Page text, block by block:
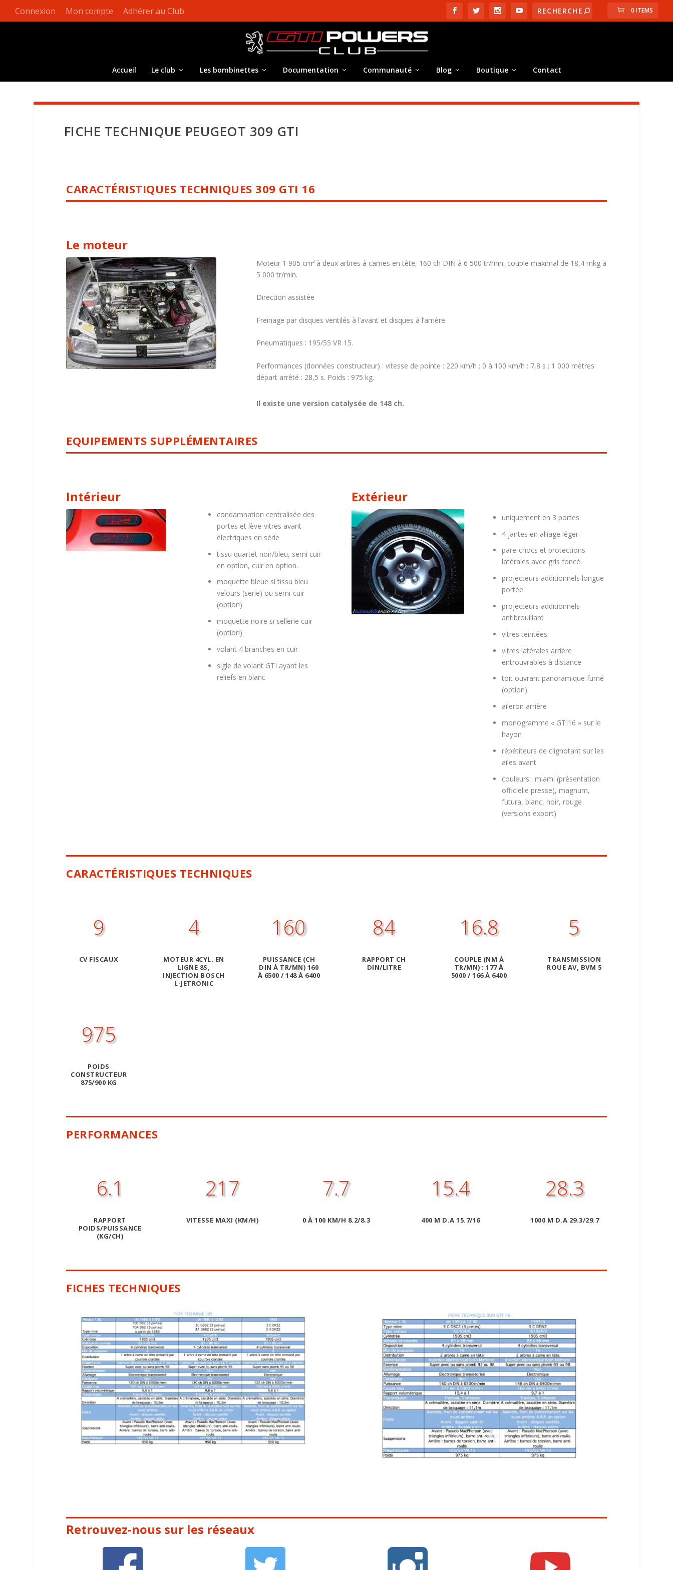
Connexion Mon compte Adhérer au Club 0 ITEMS
Accueil Le club Les bombinettes Documentation Communauté Blog Boutique Contact
FICHE TECHNIQUE PEUGEOT 309 GTI
CARACTÉRISTIQUES TECHNIQUES 309 GTI 16
Le moteur
Moteur 1 905 cm³ à deux arbres à cames en tête, 160 ch DIN à 6 500 tr/min, couple maximal de 18,4 mkg à
5 000 tr/min.
Direction assistée
Freinage par disques ventilés à l’avant et disques à l’arrière.
Pneumatiques : 195/55 VR 15.
Performances (données constructeur) : vitesse de pointe : 220 km/h ; 0 à 100 km/h : 7,8 s ; 1 000 mètres
départ arrêté : 28,5 s. Poids : 975 kg.
Il existe une version catalysée de 148 ch.
EQUIPEMENTS SUPPLÉMENTAIRES
Intérieur
condamnation centralisée des
portes et lève-vitres avant
électriques en série
tissu quartet noir/bleu, semi cuir
en option, cuir en option.
moquette bleue si tissu bleu
velours (serie) ou semi-cuir
(option)
moquette noire si sellerie cuir
(option)
volant 4 branches en cuir
sigle de volant GTI ayant les
reliefs en blanc
Extérieur
uniquement en 3 portes
4 jantes en alliage léger
pare-chocs et protections
latérales avec gris foncé
projecteurs additionnels longue
portée
projecteurs additionnels
antibrouillard
vitres teintées
vitres latérales arrière
entrouvrables à distance
toit ouvrant panoramique fumé
(option)
aileron arrière
monogramme « GTI16 » sur le
hayon
répétiteurs de clignotant sur les
ailes avant
couleurs : miami (présentation
officielle presse), magnum,
futura, blanc, noir, rouge
(versions export)
CARACTÉRISTIQUES TECHNIQUES
9
CV FISCAUX
4
MOTEUR 4CYL. EN
LIGNE 8S,
INJECTION BOSCH
L-JETRONIC
160
PUISSANCE (CH
DIN À TR/MN) 160
À 6500 / 148 À 6400
84
RAPPORT CH
DIN/LITRE
16.8
COUPLE (NM À
TR/MN) : 177 À
5000 / 166 À 6400
5
TRANSMISSION
ROUE AV, BVM 5
975
POIDS
CONSTRUCTEUR
875/900 KG
PERFORMANCES
6.1
RAPPORT
POIDS/PUISSANCE
(KG/CH)
217
VITESSE MAXI (KM/H)
7.7
0 À 100 KM/H 8.2/8.3
15.4
400 M D.A 15.7/16
28.3
1000 M D.A 29.3/29.7
FICHES TECHNIQUES
Retrouvez-nous sur les réseaux